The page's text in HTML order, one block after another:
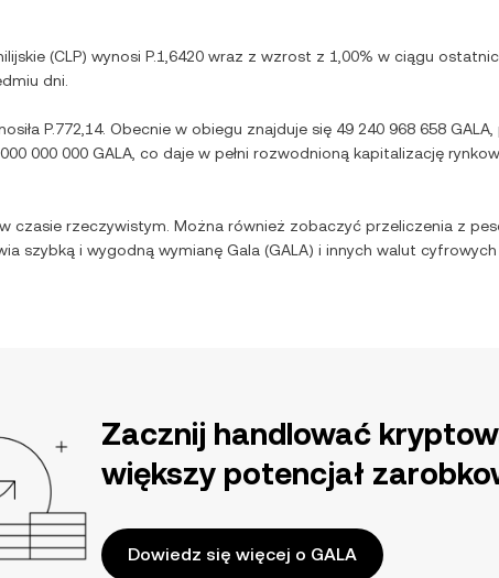
(CLP) wynosi P.1,6420 wraz z wzrost z 1,00% w ciągu
dni.
P.772,14. Obecnie w obiegu znajduje się 49 240 968 658 GALA
000 000 GALA , co daje w pełni rozwodnioną kapitalizację
czasie rzeczywistym. Można również zobaczyć przeliczenia z
szybką i wygodną wymianę Gala (GALA) i innych walut cyfrowych
Zacznij handlować
większy potencjał
Dowiedz się więcej o GALA